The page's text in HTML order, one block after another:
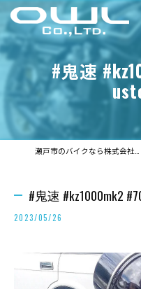
#鬼速
#鬼速 #kz1000mk2
2023/05/26